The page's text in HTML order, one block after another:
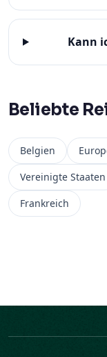
Kann
Beliebte
Belgien
Vereinigte Staaten
Frankreich